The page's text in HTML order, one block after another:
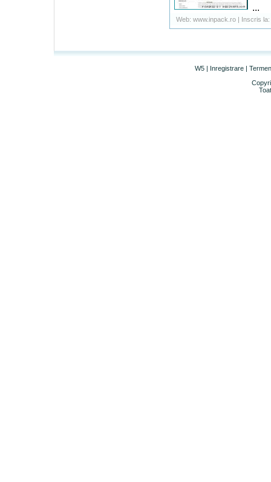
Web: www.inpack.ro | Inscris
W5| Inregistrare|